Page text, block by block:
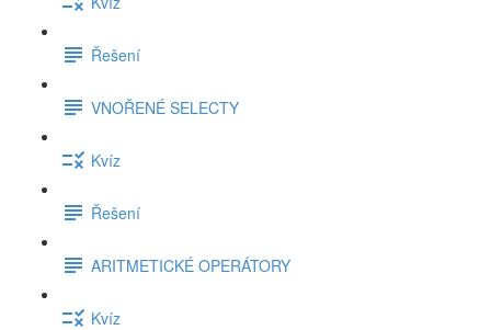
Řešení
VNOŘENÉ SELECTY
Kvíz
Řešení
ARITMETICKÉ OPERÁTORY
Kvíz